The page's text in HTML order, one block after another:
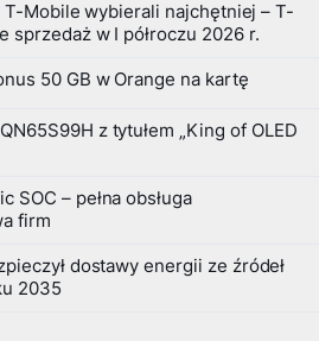
Mobile wybierali najchętniej – T-
sprzedaż w I półroczu 2026 r.
50 GB w Orange na kartę
z tytułem „King of OLED
SOC – pełna obsługa
firm
dostawy energii ze źródeł
2035